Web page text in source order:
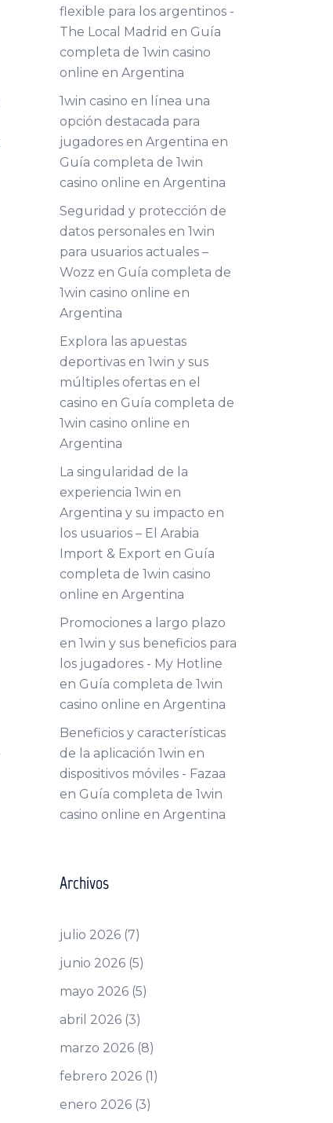
flexible para los argentinos -
The Local Madrid en Guía
completa de 1win casino
online en Argentina
1win casino en línea una
opción destacada para
jugadores en Argentina en
Guía completa de 1win
casino online en Argentina
Seguridad y protección de
datos personales en 1win
para usuarios actuales –
Wozz en Guía completa de
1win casino online en
Argentina
Explora las apuestas
deportivas en 1win y sus
múltiples ofertas en el
casino en Guía completa de
1win casino online en
Argentina
La singularidad de la
experiencia 1win en
Argentina y su impacto en
los usuarios – El Arabia
Import & Export en Guía
completa de 1win casino
online en Argentina
Promociones a largo plazo
en 1win y sus beneficios para
los jugadores - My Hotline
en Guía completa de 1win
casino online en Argentina
Beneficios y características
de la aplicación 1win en
dispositivos móviles - Fazaa
en Guía completa de 1win
casino online en Argentina
Archivos
julio 2026(7)
junio 2026(5)
mayo 2026(5)
abril 2026(3)
marzo 2026(8)
febrero 2026(1)
enero 2026(3)